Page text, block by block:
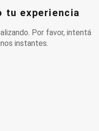
tu experiencia
Por favor, intentá
instantes.